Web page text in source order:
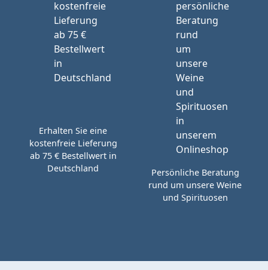
Erhalten Sie eine
kostenfreie Lieferung
ab 75 € Bestellwert in
Deutschland
Persönliche Beratung
rund um unsere Weine
und Spirituosen